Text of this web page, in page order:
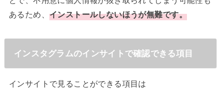
あるため、 インストールしないほうが無難です。
インスタグラムのインサイトで確認できる項目
インサイトで見ることができる項目は